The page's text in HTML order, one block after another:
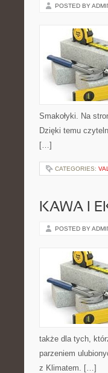
POSTED BY
Smakołyki. Na
Dzięki temu
[…]
CATEGORIES:
KAWA I
POSTED BY
także dla tych,
parzeniem
z Klimatem. […]